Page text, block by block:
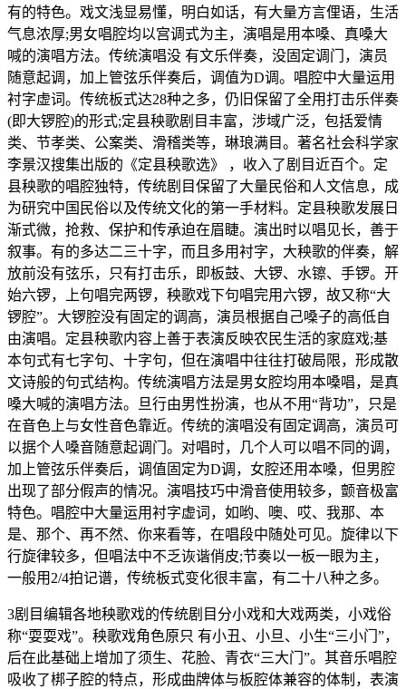
有的特色。戏文浅显易懂，明白如话，有大量方言俚语，生活
气息浓厚;男女唱腔均以宫调式为主，演唱是用本嗓、真嗓大
喊的演唱方法。传统演唱没 有文乐伴奏，没固定调门，演员
随意起调，加上管弦乐伴奏后，调值为D调。唱腔中大量运用
衬字虚词。传统板式达28种之多，仍旧保留了全用打击乐伴奏
(即大锣腔)的形式;定县秧歌剧目丰富，涉域广泛，包括爱情
类、节孝类、公案类、滑稽类等，琳琅满目。著名社会科学家
李景汉搜集出版的《定县秧歌选》 ，收入了剧目近百个。定
县秧歌的唱腔独特，传统剧目保留了大量民俗和人文信息，成
为研究中国民俗以及传统文化的第一手材料。定县秧歌发展日
渐式微，抢救、保护和传承迫在眉睫。演出时以唱见长，善于
叙事。有的多达二三十字，而且多用衬字，大秧歌的伴奏，解
放前没有弦乐，只有打击乐，即板鼓、大锣、水镲、手锣。开
始六锣，上句唱完两锣，秧歌戏下句唱完用六锣，故又称“大
锣腔”。大锣腔没有固定的调高，演员根据自己嗓子的高低自
由演唱。定县秧歌内容上善于表演反映农民生活的家庭戏;基
本句式有七字句、十字句，但在演唱中往往打破局限，形成散
文诗般的句式结构。传统演唱方法是男女腔均用本嗓唱，是真
嗓大喊的演唱方法。旦行由男性扮演，也从不用“背功”，只是
在音色上与女性音色靠近。传统的演唱没有固定调高，演员可
以据个人嗓音随意起调门。对唱时，几个人可以唱不同的调，
加上管弦乐伴奏后，调值固定为D调，女腔还用本嗓，但男腔
出现了部分假声的情况。演唱技巧中滑音使用较多，颤音极富
特色。唱腔中大量运用衬字虚词，如哟、噢、哎、我那、本
是、那个、再不然、你来看等，在唱段中随处可见。旋律以下
行旋律较多，但唱法中不乏诙谐俏皮;节奏以一板一眼为主，
一般用2/4拍记谱，传统板式变化很丰富，有二十八种之多。
3剧目编辑各地秧歌戏的传统剧目分小戏和大戏两类，小戏俗
称“耍耍戏”。秧歌戏角色原只 有小丑、小旦、小生“三小门”，
后在此基础上增加了须生、花脸、青衣“三大门”。其音乐唱腔
吸收了梆子腔的特点，形成曲牌体与板腔体兼容的体制，表演